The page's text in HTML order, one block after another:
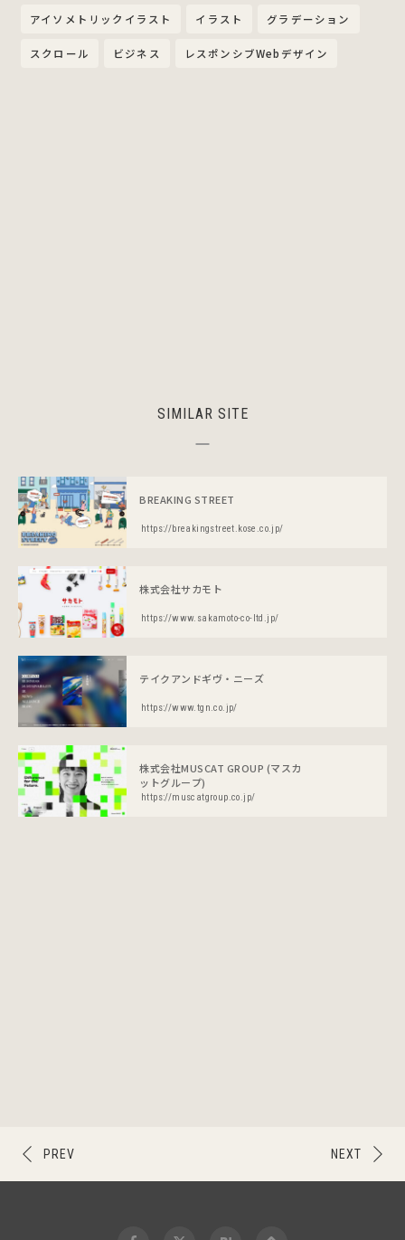
アイソメトリックイラスト イラスト グラデーション
スクロール ビジネス レスポンシブWebデザイン
SIMILAR SITE
BREAKING STREET
https://breakingstreet.kose.co.jp/
株式会社サカモト
https://www.sakamoto-co-ltd.jp/
テイクアンドギヴ・ニーズ
https://www.tgn.co.jp/
株式会社MUSCAT GROUP (マスカ
ットグループ)
https://muscatgroup.co.jp/
NEXT
PREV